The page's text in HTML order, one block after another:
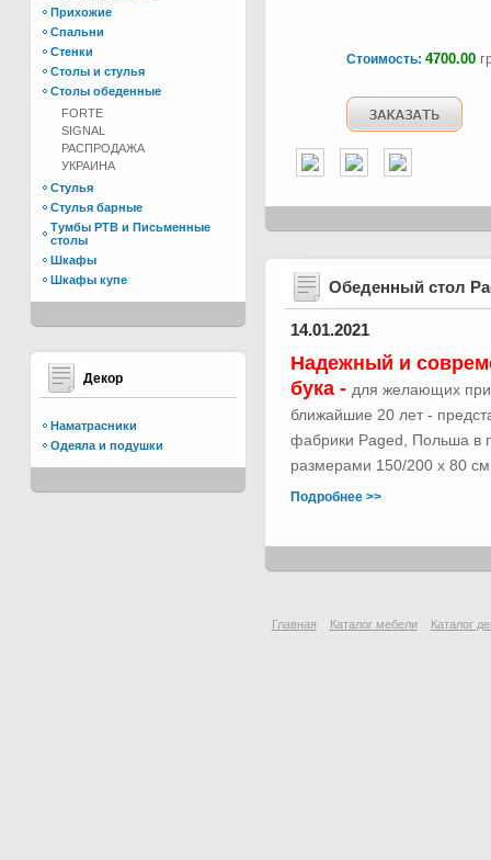
Прихожие
Спальни
Стенки
Столы и стулья
Столы обеденные
FORTE
SIGNAL
РАСПРОДАЖА
УКРАИНА
Стулья
Стулья барные
Тумбы РТВ и Письменные
столы
Шкафы
Шкафы купе
Декор
Наматрасники
Одеяла и подушки
Стоимость: 4700.00
Обеденный стол
14.01.2021
Надежный и
бука - для желающих
ближайшие 20 лет -
фабрики Paged, Польша в
размерами 150/200 х 80
Подробнее >>
Главная Каталог мебели Каталог